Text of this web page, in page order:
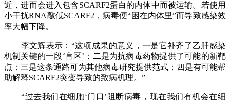
近，进而会进入包含SCARF2蛋白的内体中而被运输。若使用
小干扰RNA敲低SCARF2，病毒便“困在内体里”而导致感染效
率大幅下降。
李文辉表示：“这项成果的意义，一是它补齐了乙肝感染
机制关键的一段‘盲区’；二是为抗病毒药物提供了可能的新靶
点；三是这条通路可为其他病毒研究提供范式；四是有可能帮
助解释SCARF2突变导致的致病机理。”
“过去我们在细胞‘门口’阻断病毒，现在我们有机会在细